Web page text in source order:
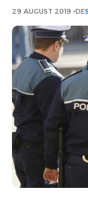
29 AUGUST 2019 DE